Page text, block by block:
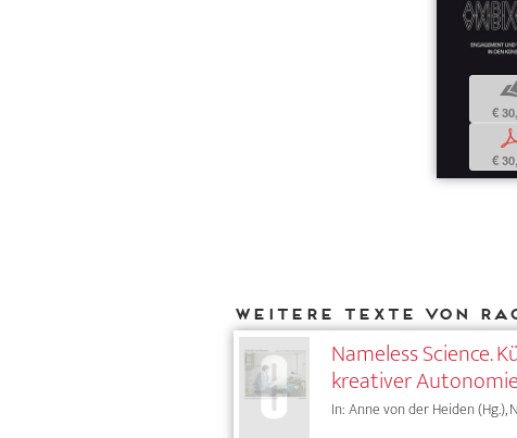
€
€
Weitere Texte von
Nameless Science.
kreativer Autonomie
In: Anne von der Heiden (Hg.),